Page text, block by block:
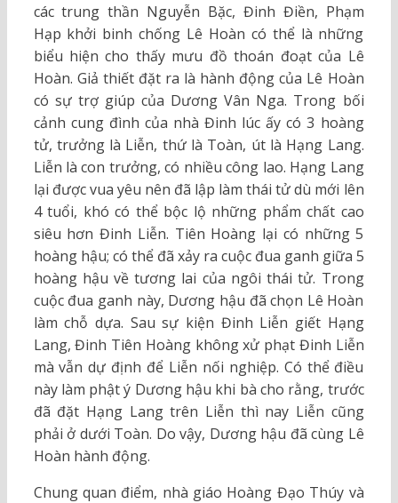
các trung thần Nguyễn Bặc, Đinh Điền, Phạm
Hạp khởi binh chống Lê Hoàn có thể là những
biểu hiện cho thấy mưu đồ thoán đoạt của Lê
Hoàn. Giả thiết đặt ra là hành động của Lê Hoàn
có sự trợ giúp của Dương Vân Nga. Trong bối
cảnh cung đình của nhà Đinh lúc ấy có 3 hoàng
tử, trưởng là Liễn, thứ là Toàn, út là Hạng Lang.
Liễn là con trưởng, có nhiều công lao. Hạng Lang
lại được vua yêu nên đã lập làm thái tử dù mới lên
4 tuổi, khó có thể bộc lộ những phẩm chất cao
siêu hơn Đinh Liễn. Tiên Hoàng lại có những 5
hoàng hậu; có thể đã xảy ra cuộc đua ganh giữa 5
hoàng hậu về tương lai của ngôi thái tử. Trong
cuộc đua ganh này, Dương hậu đã chọn Lê Hoàn
làm chỗ dựa. Sau sự kiện Đinh Liễn giết Hạng
Lang, Đinh Tiên Hoàng không xử phạt Đinh Liễn
mà vẫn dự định để Liễn nối nghiệp. Có thể điều
này làm phật ý Dương hậu khi bà cho rằng, trước
đã đặt Hạng Lang trên Liễn thì nay Liễn cũng
phải ở dưới Toàn. Do vậy, Dương hậu đã cùng Lê
Hoàn hành động.
Chung quan điểm, nhà giáo Hoàng Đạo Thúy và